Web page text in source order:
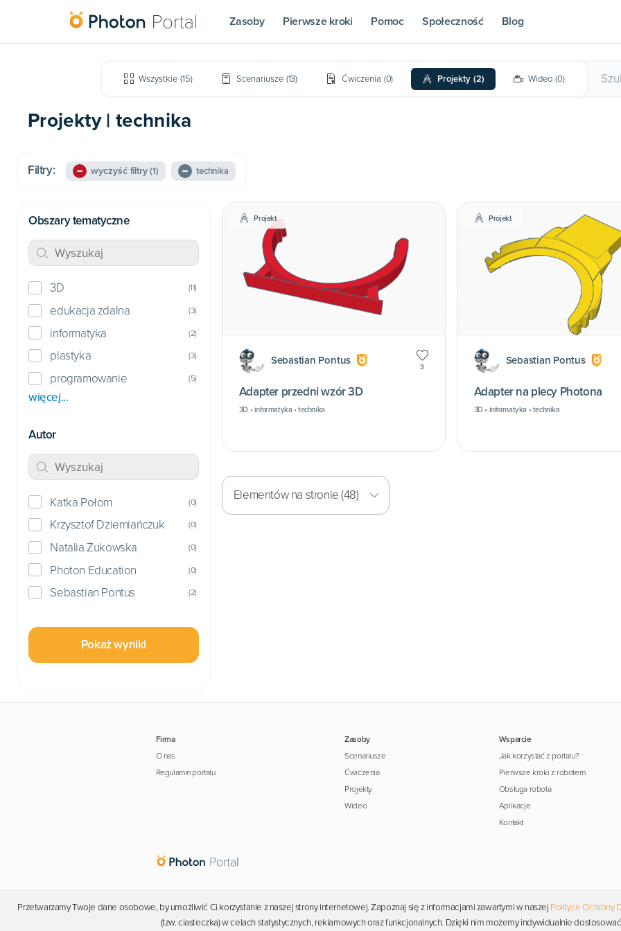
Zasoby Pierwsze kroki Pomoc Społeczność Blog
Wszystkie (15) Scenariusze (13) Ćwiczenia (0) Projekty (2) Wideo (0)
Projekty | technika
Filtry: wyczyść filtry(1) technika
Obszary tematyczne
3D (11)
edukacja zdalna (3)
informatyka (2)
plastyka (3)
programowanie (5)
więcej...
Autor
Katka Połom (0)
Krzysztof Dziemiańczuk (0)
Natalia Żukowska (0)
Photon Education (0)
Sebastian Pontus (2)
Pokaż wyniki
Projekt
Sebastian Pontus
3
Adapter przedni wzór 3D
3D • informatyka • technika
Projekt
Sebastian Pontus
Adapter na plecy Photona
3D • informatyka • technika
Elementów na stronie (48)
Firma
O nas
Regulamin portalu
Zasoby
Scenariusze
Ćwiczenia
Projekty
Wideo
Wsparcie
Jak korzystać z portalu?
Pierwsze kroki z robotem
Obsługa robota
Aplikacje
Kontakt
Copyright © 2026 Photon. Wszelkie prawa zastrzeżone.
Przetwarzamy Twoje dane osobowe, by umożliwić Ci korzystanie z naszej strony internetowej. Zapoznaj się z informacjami zawartymi w naszej Polityce Ochrony
(tzw. ciasteczka) w celach statystycznych, reklamowych oraz funkcjonalnych. Dzięki nim możemy indywidualnie